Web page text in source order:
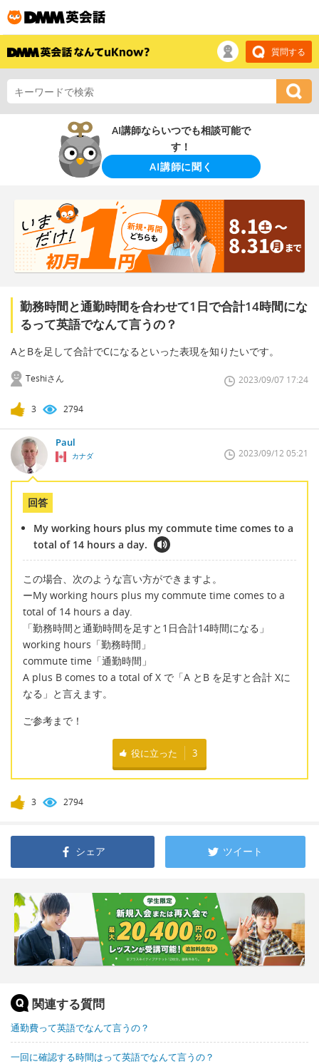
質問する
AI講師ならいつでも相談可能で
す！
AI講師に聞く
勤務時間と通勤時間を合わせて1日で合計14時間にな
るって英語でなんて言うの？
AとBを足して合計でCになるといった表現を知りたいです。
Teshiさん 2023/09/07 17:24
3 2794
Paul
カナダ 2023/09/12 05:21
回答
My working hours plus my commute time comes to a
total of 14 hours a day.
この場合、次のような言い方ができますよ。
ーMy working hours plus my commute time comes to a
total of 14 hours a day.
「勤務時間と通勤時間を足すと1日合計14時間になる」
working hours「勤務時間」
commute time「通勤時間」
A plus B comes to a total of X で「A とB を足すと合計 Xに
なる」と言えます。
ご参考まで！
役に立った 3
3 2794
シェア ツイート
関連する質問
通勤費って英語でなんて言うの？
一回に確認する時間はって英語でなんて言うの？